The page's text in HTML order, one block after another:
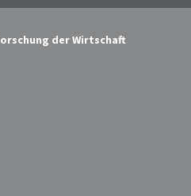
der Wirtschaft